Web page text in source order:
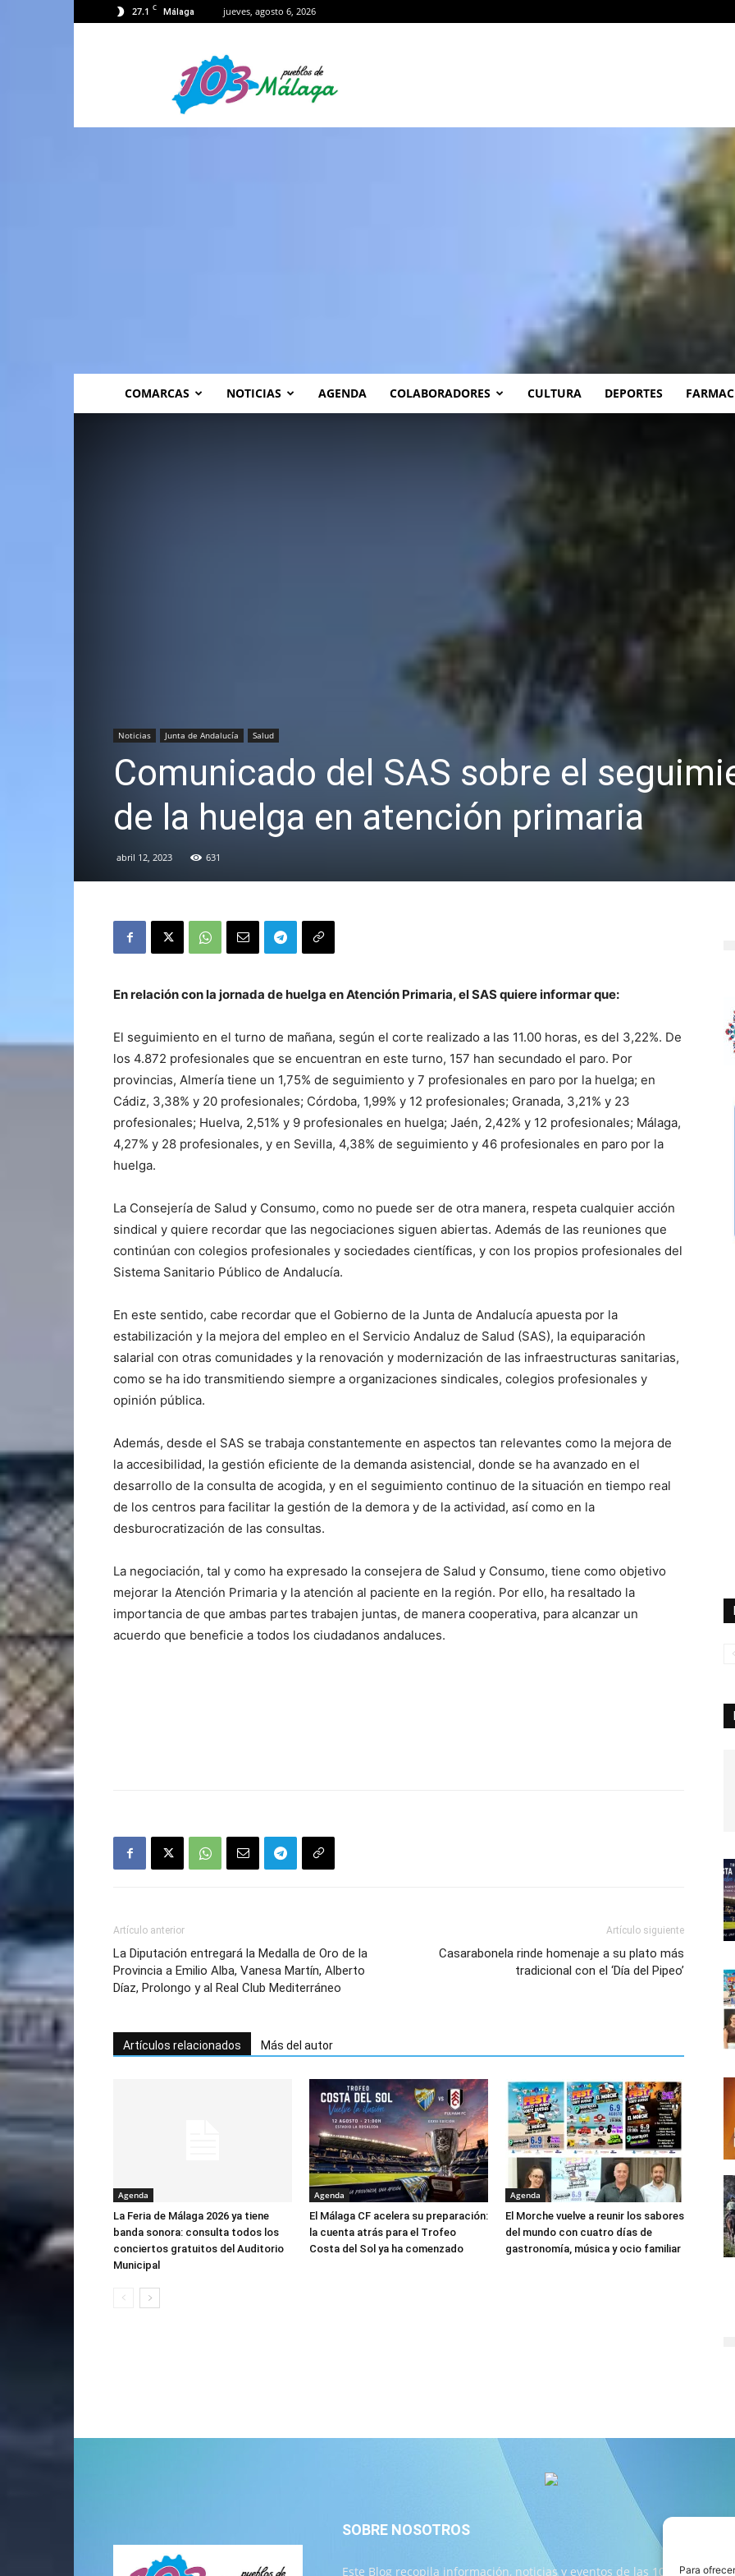
Para
27.1 C Málaga jueves, agosto 6, 2026
Málaga
COMARCAS NOTICIAS AGENDA COLABORADORES CULTURA DEPORTES
Noticias Junta de Andalucía Salud
Comunicado del SAS sobre el
de la huelga en atención primaria
abril 12, 2023 631
En relación con la jornada de huelga en Atención Primaria, el SAS quiere informar que:
El seguimiento en el turno de mañana, según el corte realizado a las 11.00 horas, es del 3,22%. De
los 4.872 profesionales que se encuentran en este turno, 157 han secundado el paro. Por
provincias, Almería tiene un 1,75% de seguimiento y 7 profesionales en paro por la huelga; en
Cádiz, 3,38% y 20 profesionales; Córdoba, 1,99% y 12 profesionales; Granada, 3,21% y 23
profesionales; Huelva, 2,51% y 9 profesionales en huelga; Jaén, 2,42% y 12 profesionales; Málaga,
4,27% y 28 profesionales, y en Sevilla, 4,38% de seguimiento y 46 profesionales en paro por la
huelga.
La Consejería de Salud y Consumo, como no puede ser de otra manera, respeta cualquier acción
sindical y quiere recordar que las negociaciones siguen abiertas. Además de las reuniones que
continúan con colegios profesionales y sociedades científicas, y con los propios profesionales del
Sistema Sanitario Público de Andalucía.
En este sentido, cabe recordar que el Gobierno de la Junta de Andalucía apuesta por la
estabilización y la mejora del empleo en el Servicio Andaluz de Salud (SAS), la equiparación
salarial con otras comunidades y la renovación y modernización de las infraestructuras sanitarias,
como se ha ido transmitiendo siempre a organizaciones sindicales, colegios profesionales y
opinión pública.
Además, desde el SAS se trabaja constantemente en aspectos tan relevantes como la mejora de
la accesibilidad, la gestión eficiente de la demanda asistencial, donde se ha avanzado en el
desarrollo de la consulta de acogida, y en el seguimiento continuo de la situación en tiempo real
de los centros para facilitar la gestión de la demora y de la actividad, así como en la
desburocratización de las consultas.
La negociación, tal y como ha expresado la consejera de Salud y Consumo, tiene como objetivo
mejorar la Atención Primaria y la atención al paciente en la región. Por ello, ha resaltado la
importancia de que ambas partes trabajen juntas, de manera cooperativa, para alcanzar un
acuerdo que beneficie a todos los ciudadanos andaluces.
Artículo anterior
La Diputación entregará la Medalla de Oro de la
Provincia a Emilio Alba, Vanesa Martín, Alberto
Díaz, Prolongo y al Real Club Mediterráneo
Artículo siguiente
Casarabonela rinde homenaje a su plato más
tradicional con el ‘Día del Pipeo’
Artículos relacionados Más del autor
Agenda
La Feria de Málaga 2026 ya tiene
banda sonora: consulta todos los
conciertos gratuitos del Auditorio
Municipal
Agenda
El Málaga CF acelera su preparación:
la cuenta atrás para el Trofeo
Costa del Sol ya ha comenzado
Agenda
El Morche vuelve a reunir los sabores
del mundo con cuatro días de
gastronomía, música y ocio familiar
SOBRE NOSOTROS
Este Blog recopila información, noticias y eventos de las 103